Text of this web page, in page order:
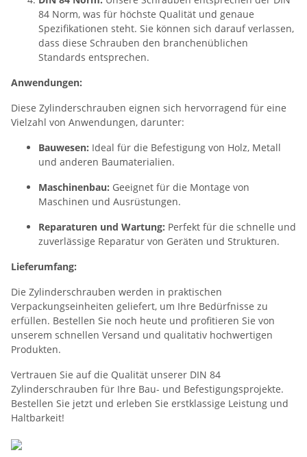
84 Norm, was für höchste Qualität und genaue
Spezifikationen steht. Sie können sich darauf verlassen,
dass diese Schrauben den branchenüblichen
Standards entsprechen.
Anwendungen:
Diese Zylinderschrauben eignen sich hervorragend für eine
Vielzahl von Anwendungen, darunter:
Bauwesen: Ideal für die Befestigung von Holz, Metall
und anderen Baumaterialien.
Maschinenbau: Geeignet für die Montage von
Maschinen und Ausrüstungen.
Reparaturen und Wartung: Perfekt für die schnelle und
zuverlässige Reparatur von Geräten und Strukturen.
Lieferumfang:
Die Zylinderschrauben werden in praktischen
Verpackungseinheiten geliefert, um Ihre Bedürfnisse zu
erfüllen. Bestellen Sie noch heute und profitieren Sie von
unserem schnellen Versand und qualitativ hochwertigen
Produkten.
Vertrauen Sie auf die Qualität unserer DIN 84
Zylinderschrauben für Ihre Bau- und Befestigungsprojekte.
Bestellen Sie jetzt und erleben Sie erstklassige Leistung und
Haltbarkeit!